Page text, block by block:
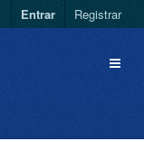
Entrar Registrar